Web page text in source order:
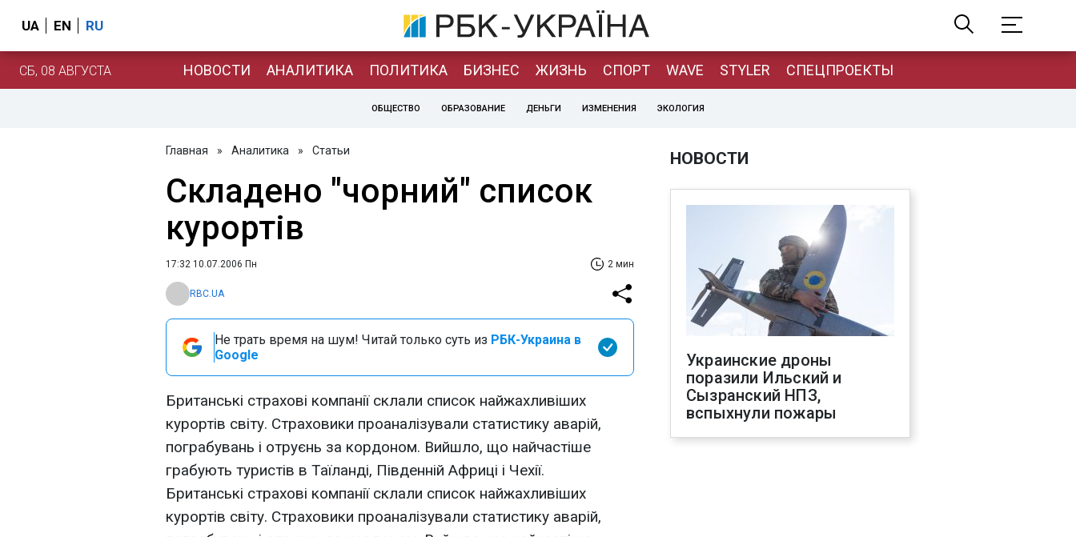
UA EN RU
СБ, 08 АВГУСТА НОВОСТИ АНАЛИТИКА ПОЛИТИКА БИЗНЕС ЖИЗНЬ СПОРТ WAVE STYLER СПЕЦПРОЕКТЫ
ОБЩЕСТВО ОБРАЗОВАНИЕ ДЕНЬГИ ИЗМЕНЕНИЯ ЭКОЛОГИЯ
Главная » Аналитика » Статьи
Складено "чорний" список
курортів
17:32 10.07.2006 Пн 2 мин
RBC.UA
Не трать время на шум! Читай только суть из РБК-Украина в
Google
Британські страхові компанії склали список найжахливіших
курортів світу. Страховики проаналізували статистику аварій,
пограбувань і отруєнь за кордоном. Вийшло, що найчастіше
грабують туристів в Таїланді, Південній Африці і Чехії.
Британські страхові компанії склали список найжахливіших
курортів світу. Страховики проаналізували статистику аварій,
НОВОСТИ
Украинские дроны
поразили Ильский и
Сызранский НПЗ,
вспыхнули пожары